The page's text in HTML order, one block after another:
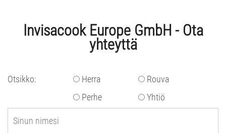
Invisacook Europe GmbH - Ota
yhteyttä
Otsikko: Herra
Rouva
Perhe
Yhtiö